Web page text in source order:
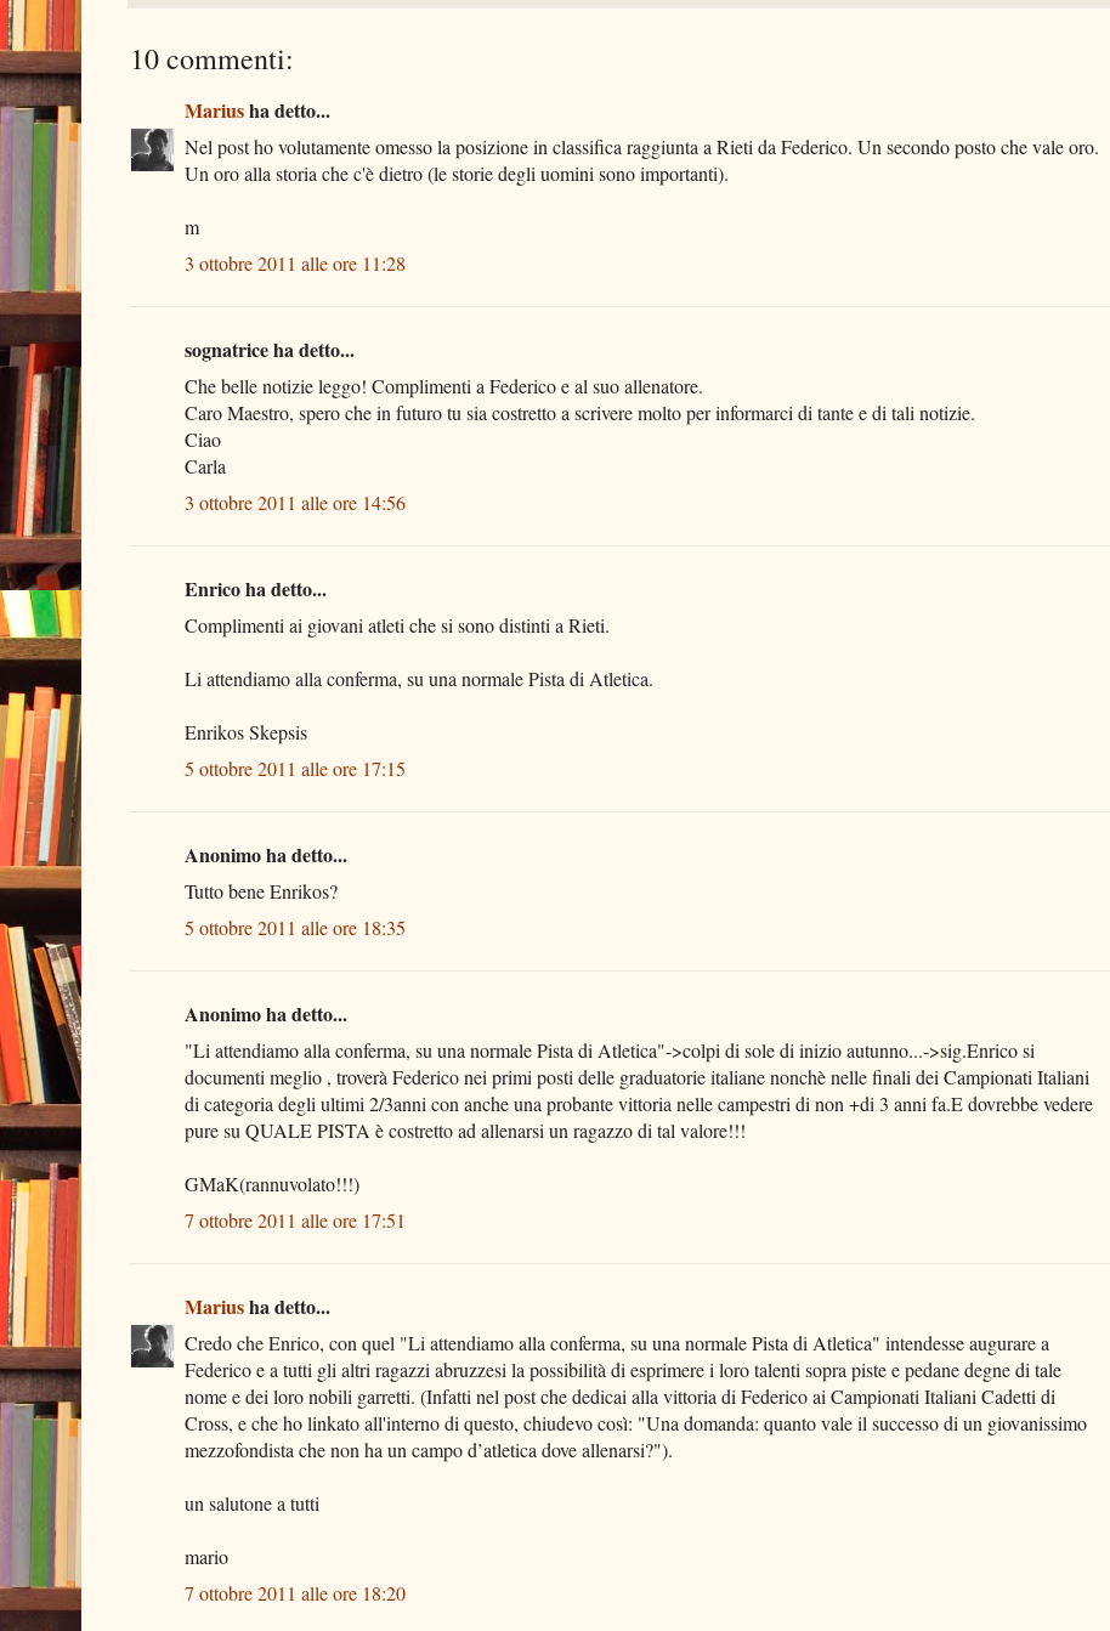
10 commenti:
Mariusha detto...
Nel post ho volutamente omesso la posizione in classifica raggiunta a Rieti da Federico. Un secondo posto che vale oro.
Un oro alla storia che c'è dietro (le storie degli uomini sono importanti).
m
3 ottobre 2011 alle ore 11:28
sognatrice ha detto...
Che belle notizie leggo! Complimenti a Federico e al suo allenatore.
Caro Maestro, spero che in futuro tu sia costretto a scrivere molto per informarci di tante e di tali notizie.
Ciao
Carla
3 ottobre 2011 alle ore 14:56
Enrico ha detto...
Complimenti ai giovani atleti che si sono distinti a Rieti.
Li attendiamo alla conferma, su una normale Pista di Atletica.
Enrikos Skepsis
5 ottobre 2011 alle ore 17:15
Anonimo ha detto...
Tutto bene Enrikos?
5 ottobre 2011 alle ore 18:35
Anonimo ha detto...
"Li attendiamo alla conferma, su una normale Pista di Atletica"->colpi di sole di inizio autunno...->sig.Enrico si
documenti meglio , troverà Federico nei primi posti delle graduatorie italiane nonchè nelle finali dei Campionati Italiani
di categoria degli ultimi 2/3anni con anche una probante vittoria nelle campestri di non +di 3 anni fa.E dovrebbe vedere
pure su QUALE PISTA è costretto ad allenarsi un ragazzo di tal valore!!!
GMaK(rannuvolato!!!)
7 ottobre 2011 alle ore 17:51
Mariusha detto...
Credo che Enrico, con quel "Li attendiamo alla conferma, su una normale Pista di Atletica" intendesse augurare a
Federico e a tutti gli altri ragazzi abruzzesi la possibilità di esprimere i loro talenti sopra piste e pedane degne di tale
nome e dei loro nobili garretti. (Infatti nel post che dedicai alla vittoria di Federico ai Campionati Italiani Cadetti di
Cross, e che ho linkato all'interno di questo, chiudevo così: "Una domanda: quanto vale il successo di un giovanissimo
mezzofondista che non ha un campo d’atletica dove allenarsi?").
un salutone a tutti
mario
7 ottobre 2011 alle ore 18:20